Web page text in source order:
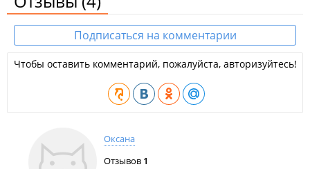
Подписаться на комментарии
Чтобы оставить комментарий, пожалуйста, авторизуйтесь!
Оксана
Отзывов 1